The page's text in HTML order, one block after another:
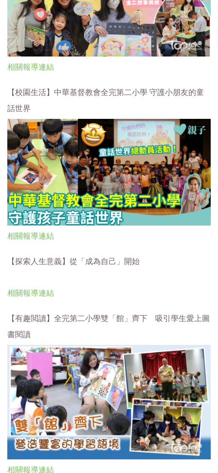
相關報導連結
【校園生活】 中華基督教會全完第二小學 守護小朋友的童
話世界
相關報導連結
【探索人生意義】從「成為自己」開始
相關報導連結
【有趣閲讀】全完第二小學雙「館」齊下 吸引學生愛上圖
書閱讀
相關報導連結